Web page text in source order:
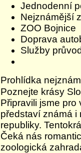
Jednodenní
Nejznámější
ZOO Bojnice
Doprava
Služby
Prohlídka
Poznejte krásy
Připravili jsme
představí známá
republiky.
Čeká nás
zoologická